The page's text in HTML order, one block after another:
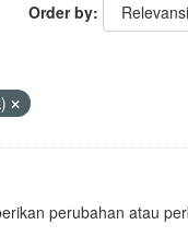
Order by
perubahan atau